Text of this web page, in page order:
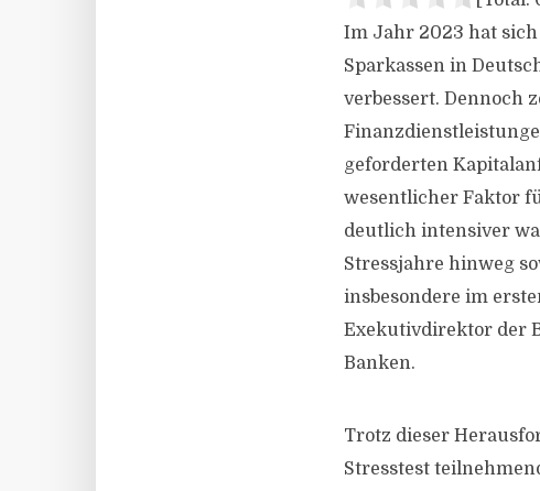
Im Jahr 2023 hat
Sparkassen in
verbessert. Dennoch
geforderten
wesentlicher Faktor
deutlich intensiver
Stressjahre hinweg
insbesondere im
Exekutivdirektor der
Banken.
Trotz dieser
Stresstest